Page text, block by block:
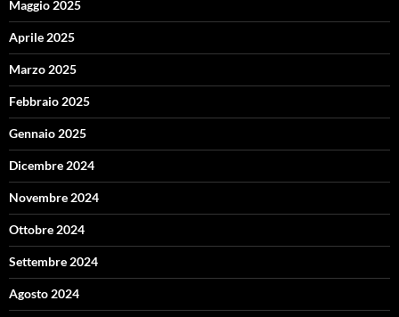
Maggio 2025
Aprile 2025
Marzo 2025
Febbraio 2025
Gennaio 2025
Dicembre 2024
Novembre 2024
Ottobre 2024
Settembre 2024
Agosto 2024